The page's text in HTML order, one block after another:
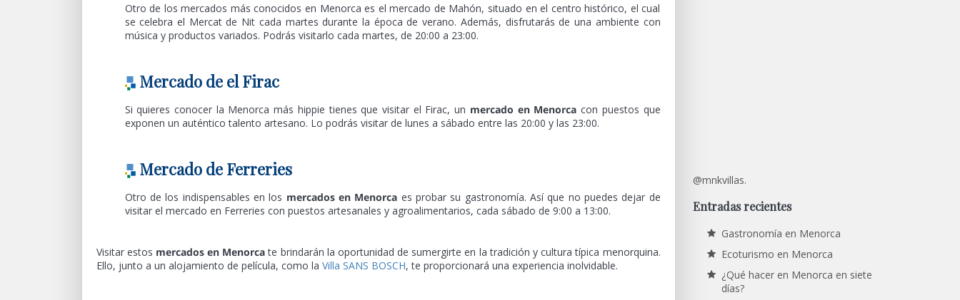
Otro de los mercados más conocidos en Menorca es el mercado de Mahón, situado en el centro histórico, el cual
se celebra el Mercat de Nit cada martes durante la época de verano. Además, disfrutarás de una ambiente con
música y productos variados. Podrás visitarlo cada martes, de 20:00 a 23:00.
Mercado de el Firac
Si quieres conocer la Menorca más hippie tienes que visitar el Firac, un mercado en Menorca con puestos que
exponen un auténtico talento artesano. Lo podrás visitar de lunes a sábado entre las 20:00 y las 23:00.
Mercado de Ferreries
Otro de los indispensables en los mercados en Menorca es probar su gastronomía. Así que no puedes dejar de
visitar el mercado en Ferreries con puestos artesanales y agroalimentarios, cada sábado de 9:00 a 13:00.
Visitar estos mercados en Menorcate brindarán la oportunidad de sumergirte en la tradición y cultura típica menorquina.
Ello, junto a un alojamiento de película, como la Villa SANS BOSCH, te proporcionará una experiencia inolvidable.
@mnkvillas.
Entradas recientes
Gastronomía en Menorca
Ecoturismo en Menorca
¿Qué hacer en Menorca en siete
días?